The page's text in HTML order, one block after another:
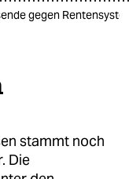
gegen
stammt noch
Die